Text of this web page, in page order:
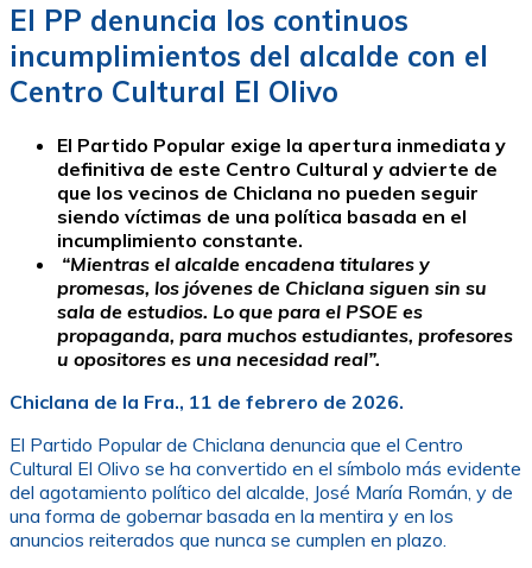
El PP denuncia los continuos
incumplimientos del alcalde con el
Centro Cultural El Olivo
El Partido Popular exige la apertura inmediata y
definitiva de este Centro Cultural y advierte de
que los vecinos de Chiclana no pueden seguir
siendo víctimas de una política basada en el
incumplimiento constante.
“Mientras el alcalde encadena titulares y
promesas, los jóvenes de Chiclana siguen sin su
sala de estudios. Lo que para el PSOE es
propaganda, para muchos estudiantes, profesores
u opositores es una necesidad real”.
Chiclana de la Fra., 11 de febrero de 2026.
El Partido Popular de Chiclana denuncia que el Centro
Cultural El Olivo se ha convertido en el símbolo más evidente
del agotamiento político del alcalde, José María Román, y de
una forma de gobernar basada en la mentira y en los
anuncios reiterados que nunca se cumplen en plazo.